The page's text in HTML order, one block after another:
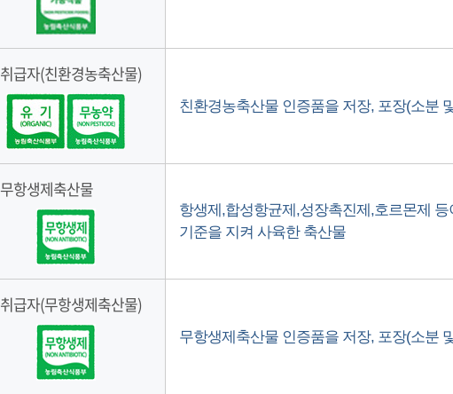
취급자(친환경농축산물)
친환경농축산물 인증품을 저장, 포장(소분
무항생제축산물
항생제,합성항균제,성장촉진제,호르몬제
기준을 지켜 사육한 축산물
취급자(무항생제축산물)
무항생제축산물 인증품을 저장, 포장(소분